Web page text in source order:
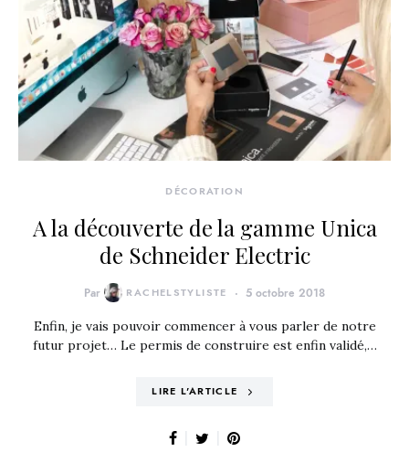
DÉCORATION
A la découverte de la gamme Unica
de Schneider Electric
Par RACHELSTYLISTE 5 octobre 2018
Enfin, je vais pouvoir commencer à vous parler de notre
futur projet… Le permis de construire est enfin validé,…
LIRE L'ARTICLE